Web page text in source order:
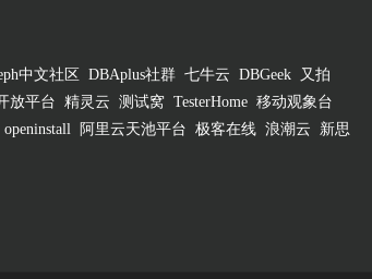
中文社区 DBAplus社群 七牛云 DBGeek
又拍
放平台 精灵云 测试窝 TesterHome 移动观象台
openinstall 阿里云天池平台 极客在线 浪潮云
新思